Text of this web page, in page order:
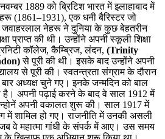
1889 को ब्रिटिश भारत में इलाहाबाद में
(1861–1931), एक धनी बैरिस्टर जो
नेहरू ने दुनिया के कुछ बेहतरीन
प्राप्त की थी। उन्होंने अपनी स्कूली शिक्षा
कॉलेज, कैम्ब्रिज, लंदन, (Trinity
से पूरी की थी। इसके बाद उन्होंने अपनी
से पूरी की। स्वतन्त्रता संग्राम के दौरान
बार अध्यक्ष चुने गए। इनके जन्मदिन को बाल
है। अपनी पढ़ाई करने के बाद वे साल 1912 में
अपनी वकालत शुरू की। साल 1917 में
शामिल हो गए। राजनीति में उनकी असली
जब वे महात्मा गांधी के संपर्क में आए। उस समय